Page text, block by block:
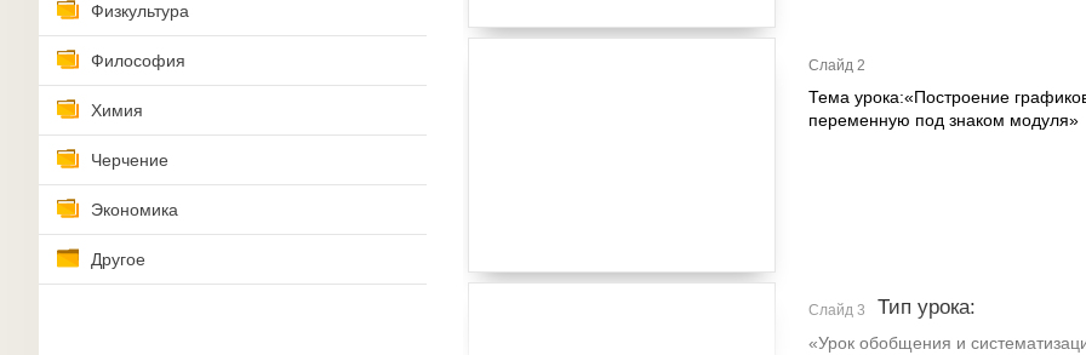
Физкультура
Философия
Химия
Черчение
Экономика
Другое
Слайд 2
Тема урока:«Построение
переменную под знаком модуля»
Слайд 3 Тип урока:
«Урок обобщения и